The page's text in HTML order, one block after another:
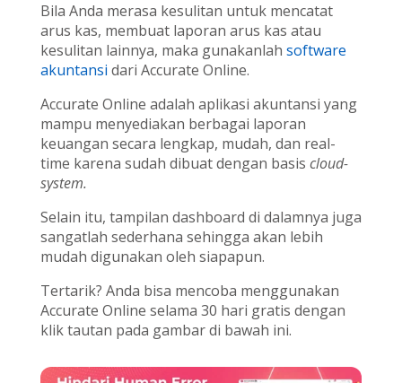
Bila Anda merasa kesulitan untuk mencatat
arus kas, membuat laporan arus kas atau
kesulitan lainnya, maka gunakanlah software
akuntansi dari Accurate Online.
Accurate Online adalah aplikasi akuntansi yang
mampu menyediakan berbagai laporan
keuangan secara lengkap, mudah, dan real-
time karena sudah dibuat dengan basis cloud-
system.
Selain itu, tampilan dashboard di dalamnya juga
sangatlah sederhana sehingga akan lebih
mudah digunakan oleh siapapun.
Tertarik? Anda bisa mencoba menggunakan
Accurate Online selama 30 hari gratis dengan
klik tautan pada gambar di bawah ini.